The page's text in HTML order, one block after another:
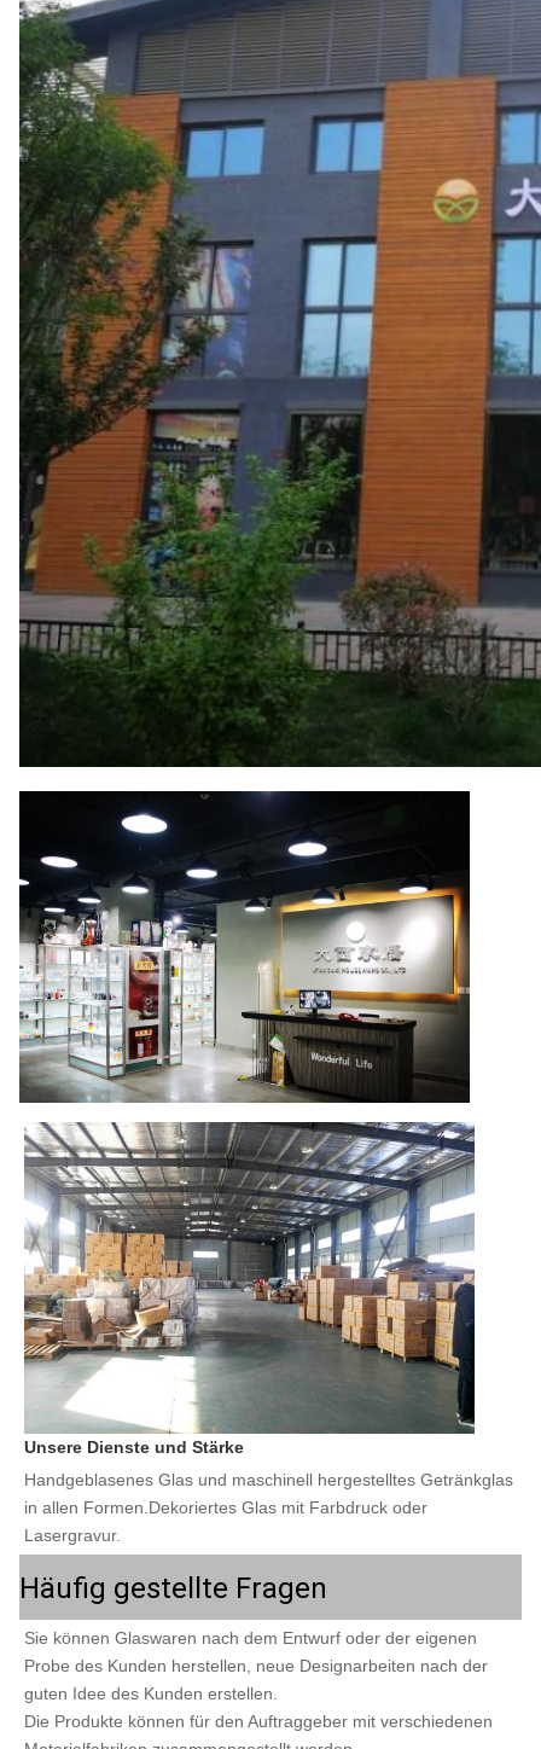
Unsere Dienste und Stärke
Handgeblasenes Glas und maschinell hergestelltes Getränkglas
in allen Formen.Dekoriertes Glas mit Farbdruck oder
Lasergravur.
Häufig gestellte Fragen
Sie können Glaswaren nach dem Entwurf oder der eigenen
Probe des Kunden herstellen, neue Designarbeiten nach der
guten Idee des Kunden erstellen.
Die Produkte können für den Auftraggeber mit verschiedenen